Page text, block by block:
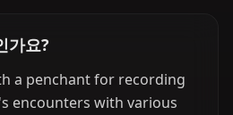
가요?
a penchant for recording
encounters with various